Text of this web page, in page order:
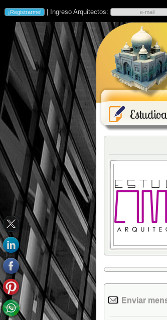
| Ingreso Arquitectos:
Enviar